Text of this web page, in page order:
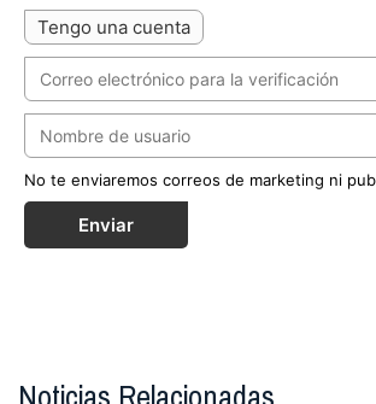
Tengo una cuenta
No te enviaremos correos de marketing ni
Enviar